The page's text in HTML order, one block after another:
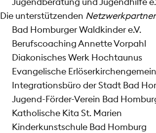
Die unterstützenden Netzwerkpartner
Bad Homburger Waldkinder e.V.
Berufscoaching Annette Vorpahl
Diakonisches Werk Hochtaunus
Evangelische
Integrationsbüro der Stadt Bad
Jugend-Förder-Verein Bad
Katholische Kita St. Marien
Kinderkunstschule Bad Homburg